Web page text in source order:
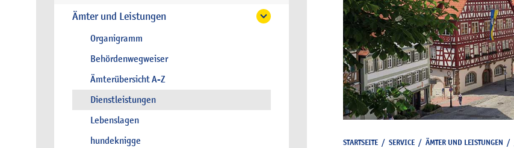
Ämter und Leistungen
Organigramm
Behördenwegweiser
Ämterübersicht A-Z
Dienstleistungen
Lebenslagen
hundeknigge
STARTSEITE / SERVICE / ÄMTER UND LEISTUNGEN /